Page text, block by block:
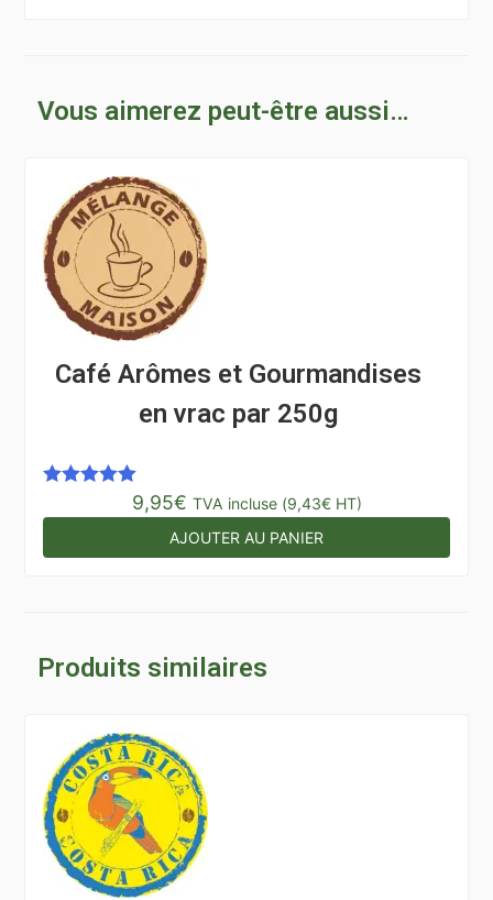
Vous aimerez peut-être aussi…
Café Arômes et Gourmandises
en vrac par 250g
9,95€ TVA incluse (9,43€HT)
AJOUTER AU PANIER
Produits similaires